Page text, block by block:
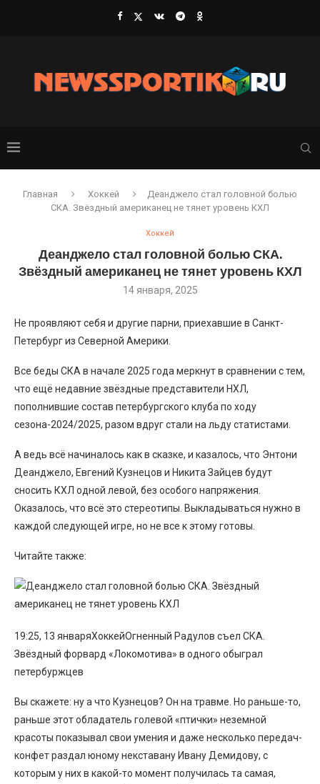
Главная Хоккей
Деанджело стал головной болью
СКА. Звёздный американец не тянет уровень КХЛ
Хоккей
Деанджело стал головной болью СКА.
Звёздный американец не тянет уровень КХЛ
14 января, 2025
Не проявляют себя и другие парни, приехавшие в Санкт-
Петербург из Северной Америки.
Все беды СКА в начале 2025 года меркнут в сравнении с тем,
что ещё недавние звёздные представители НХЛ,
пополнившие состав петербургского клуба по ходу
сезона-2024/2025, разом вдруг стали на льду статистами.
А ведь всё начиналось как в сказке, и казалось, что Энтони
Деанджело, Евгений Кузнецов и Никита Зайцев будут
сносить КХЛ одной левой, без особого напряжения.
Оказалось, что всё это стереотипы. Выкладываться нужно в
каждой следующей игре, но не все к этому готовы.
Читайте также:
19:25, 13 январяХоккейОгненный Радулов съел СКА.
Звёздный форвард «Локомотива» в одного обыграл
петербуржцев
Вы скажете: ну а что Кузнецов? Он на травме. Но раньше-то,
раньше этот обладатель голевой «птички» неземной
красоты показывал свои умения и даже несколько передач-
конфет раздал юному некставану Ивану Демидову, с
которым у них в какой-то момент получилась та самая,